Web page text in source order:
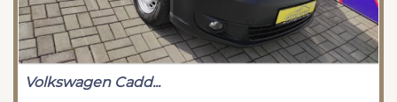
Volkswagen Cadd...